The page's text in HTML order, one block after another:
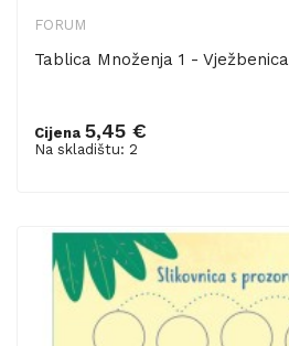
FORUM
Tablica Množenja 1 - Vježbenica
Cijena 5,45 €
Na skladištu: 2
Dodaj u košaricu